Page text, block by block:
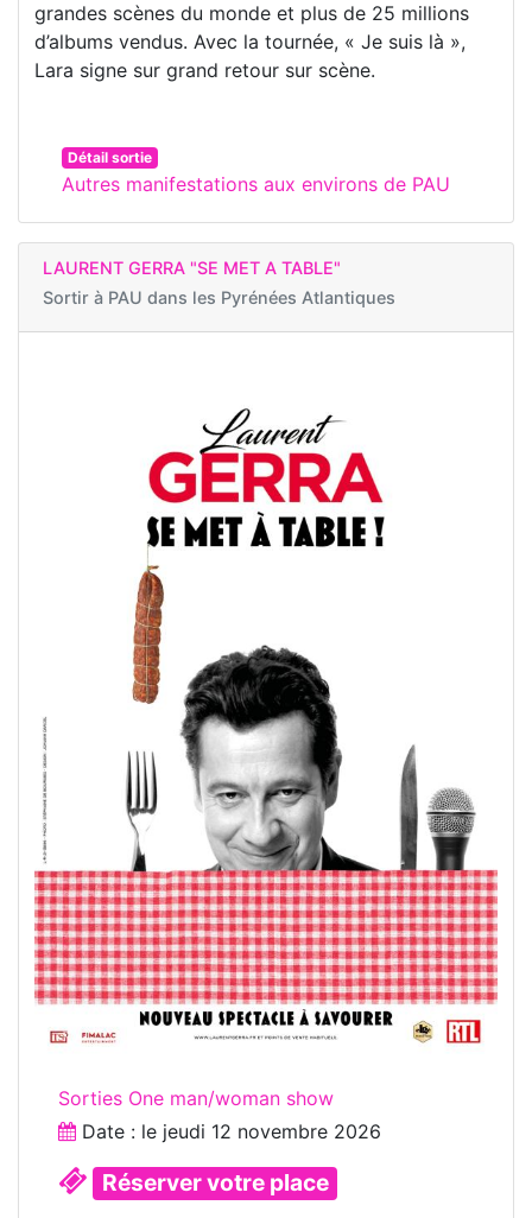
grandes scènes du monde et plus de 25 millions
d’albums vendus. Avec la tournée, « Je suis là »,
Lara signe sur grand retour sur scène.
Détail sortie
Autres manifestations aux environs de PAU
LAURENT GERRA "SE MET A TABLE"
Sortir à PAU dans les Pyrénées Atlantiques
Sorties One man/woman show
Date : le jeudi 12 novembre 2026
Réserver votre place